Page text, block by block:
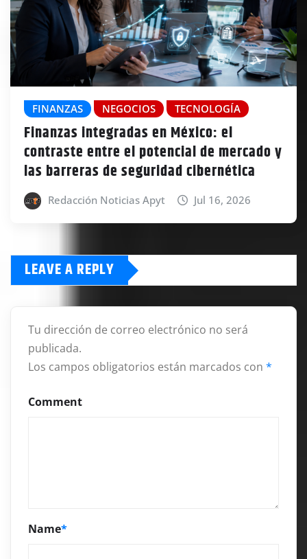
FINANZAS NEGOCIOS TECNOLOGÍA
Finanzas integradas en México: el
contraste entre el potencial de mercado y
las barreras de seguridad cibernética
Redacción Noticias Apyt Jul 16, 2026
LEAVE A REPLY
Tu dirección de correo electrónico no será
publicada.
Los campos obligatorios están marcados con *
Comment
Name*